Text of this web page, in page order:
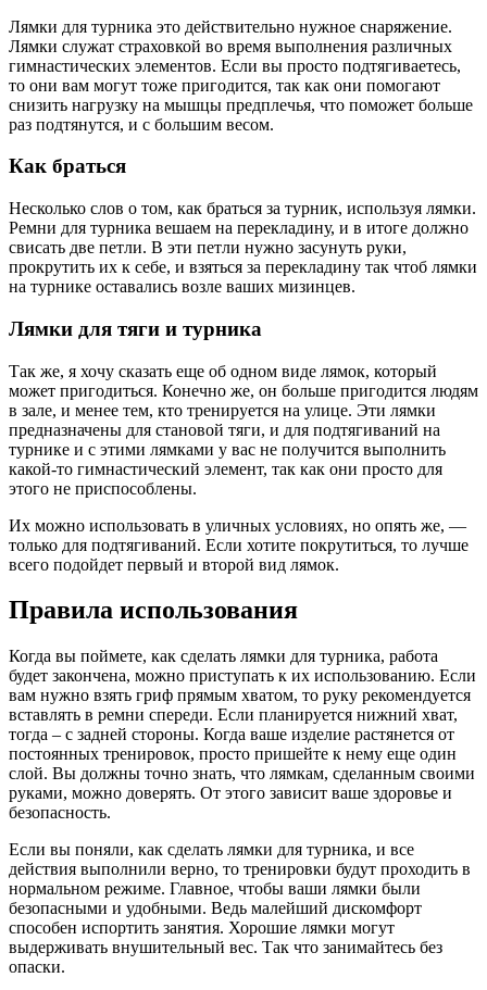
Лямки для турника это действительно нужное снаряжение.
Лямки служат страховкой во время выполнения различных
гимнастических элементов. Если вы просто подтягиваетесь,
то они вам могут тоже пригодится, так как они помогают
снизить нагрузку на мышцы предплечья, что поможет больше
раз подтянутся, и с большим весом.
Как браться
Несколько слов о том, как браться за турник, используя лямки.
Ремни для турника вешаем на перекладину, и в итоге должно
свисать две петли. В эти петли нужно засунуть руки,
прокрутить их к себе, и взяться за перекладину так чтоб лямки
на турнике оставались возле ваших мизинцев.
Лямки для тяги и турника
Так же, я хочу сказать еще об одном виде лямок, который
может пригодиться. Конечно же, он больше пригодится людям
в зале, и менее тем, кто тренируется на улице. Эти лямки
предназначены для становой тяги, и для подтягиваний на
турнике и с этими лямками у вас не получится выполнить
какой-то гимнастический элемент, так как они просто для
этого не приспособлены.
Их можно использовать в уличных условиях, но опять же, —
только для подтягиваний. Если хотите покрутиться, то лучше
всего подойдет первый и второй вид лямок.
Правила использования
Когда вы поймете, как сделать лямки для турника, работа
будет закончена, можно приступать к их использованию. Если
вам нужно взять гриф прямым хватом, то руку рекомендуется
вставлять в ремни спереди. Если планируется нижний хват,
тогда – с задней стороны. Когда ваше изделие растянется от
постоянных тренировок, просто пришейте к нему еще один
слой. Вы должны точно знать, что лямкам, сделанным своими
руками, можно доверять. От этого зависит ваше здоровье и
безопасность.
Если вы поняли, как сделать лямки для турника, и все
действия выполнили верно, то тренировки будут проходить в
нормальном режиме. Главное, чтобы ваши лямки были
безопасными и удобными. Ведь малейший дискомфорт
способен испортить занятия. Хорошие лямки могут
выдерживать внушительный вес. Так что занимайтесь без
опаски.